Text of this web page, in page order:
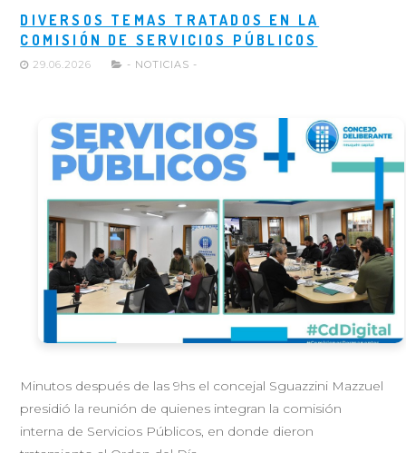
DIVERSOS TEMAS TRATADOS EN LA
COMISIÓN DE SERVICIOS PÚBLICOS
29.06.2026 - NOTICIAS -
Minutos después de las 9hs el concejal Sguazzini Mazzuel
presidió la reunión de quienes integran la comisión
interna de Servicios Públicos, en donde dieron